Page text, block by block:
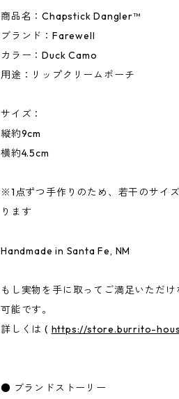
商品名：Chapstick Dangler™
ブランド：Farewell
カラー：Duck Camo
用途：リップクリームポーチ
サイズ：
縦約9cm
横約4.5cm
※1点ずつ手作りのため、若干のサイ
ります
Handmade in Santa Fe, NM
もし実物を手に取ってご満足いただ
可能です。
詳しくは ( https://store.burrito-
● ブランドストーリー